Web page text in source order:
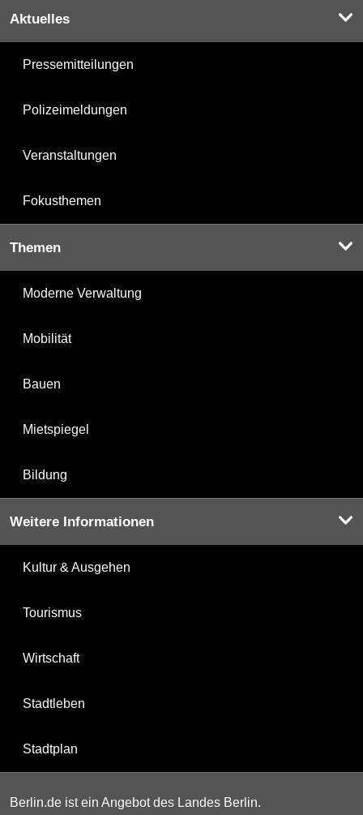
Aktuelles
Pressemitteilungen
Polizeimeldungen
Veranstaltungen
Fokusthemen
Themen
Moderne Verwaltung
Mobilität
Bauen
Mietspiegel
Bildung
Weitere Informationen
Kultur & Ausgehen
Tourismus
Wirtschaft
Stadtleben
Stadtplan
Berlin.de ist ein Angebot des Landes Berlin.